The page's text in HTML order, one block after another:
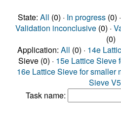
State: All (0) · In progress(0)
Validation inconclusive(0) ·
(0)
Application: All (0) · 14e
Sieve (0) · 15e Lattice Sieve
16e Lattice Sieve for smaller
Sieve V5
Task name: